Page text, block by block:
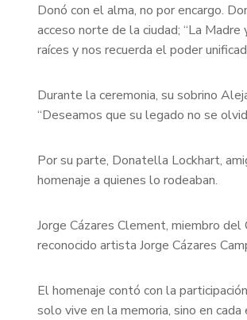
Donó con el alma, no por encargo.
acceso norte de la ciudad; “La
raíces y nos recuerda el poder
Durante la ceremonia, su sobrino
“Deseamos que su legado no se
Por su parte, Donatella Lockhart,
homenaje a quienes lo rodeaban.
Jorge Cázares Clement, miembro
reconocido artista Jorge Cázares
El homenaje contó con la
solo vive en la memoria, sino en